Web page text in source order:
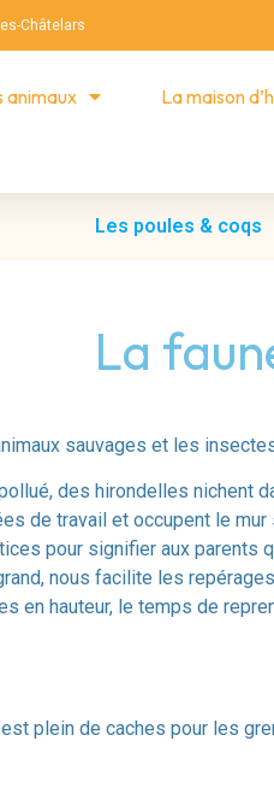
Châtelars
animaux La maison
Les poules & coqs
La
sauvages et les
des hirondelles
de travail et occupent le
pour signifier aux parents
nous facilite les
en hauteur, le temps de
plein de caches pour les